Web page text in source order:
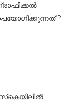
?
സ്‌കെയിലില്‍